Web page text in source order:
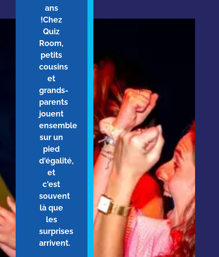
ans
!Chez
Quiz
Room,
petits
cousins
et
grands-
parents
jouent
ensemble
sur un
pied
d'égalité,
et
c'est
souvent
là que
les
surprises
arrivent.